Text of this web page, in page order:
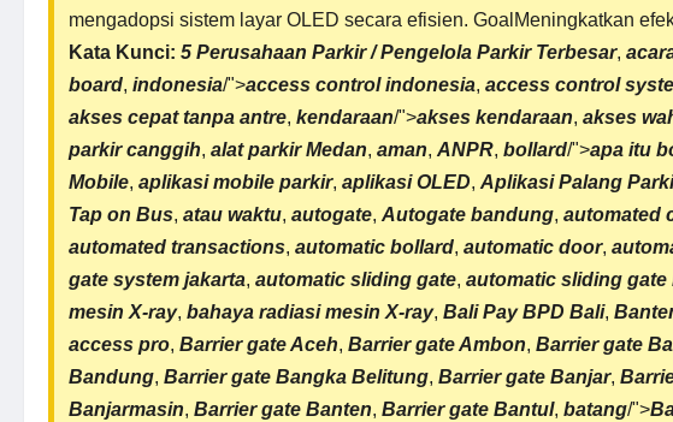
mengadopsi sistem layar OLED secara efisien. GoalMeningkatkan
Kata Kunci: 5 Perusahaan Parkir / Pengelola Parkir Terbesar,
board, indonesia/">access control indonesia, access control
akses cepat tanpa antre, kendaraan/">akses kendaraan, akses
parkir canggih, alat parkir Medan, aman, ANPR, bollard/">apa itu
Mobile, aplikasi mobile parkir, aplikasi OLED, AplikasiPalang
Tap on Bus, atau waktu, autogate, Autogate bandung, automated
automated transactions, automatic bollard, automatic door,
gate system jakarta, automatic sliding gate, automatic sliding gate
mesin X-ray, bahaya radiasi mesin X-ray, Bali Pay BPD Bali,
access pro, Barrier gate Aceh, Barrier gate Ambon, Barrier gate
Bandung, Barrier gate Bangka Belitung, Barrier gate Banjar,
Banjarmasin, Barrier gate Banten, Barrier gate Bantul, batang/">